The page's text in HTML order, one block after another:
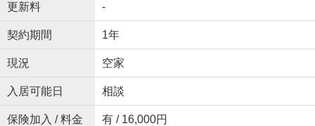
更新料 -
契約期間 1年
現況 空家
入居可能日 相談
保険加入 / 料金 有 / 16,000円